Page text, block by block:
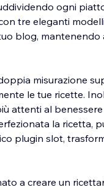
ogni
tre eleganti
blog, mantenendo
misurazione
le tue ricette.
attenti al benessere
la ricetta,
plugin slot,
a creare un